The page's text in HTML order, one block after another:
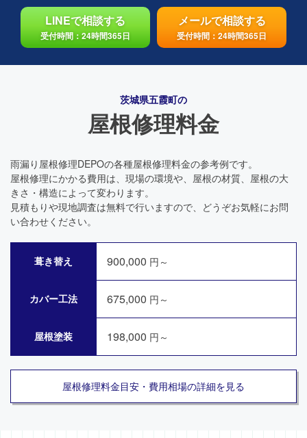
LINEで相談する
受付時間：24時間365日
メールで相談する
受付時間：24時間365日
茨城県五霞町の
屋根修理料金
雨漏り屋根修理DEPOの各種屋根修理料金の参考例です。
屋根修理にかかる費用は、現場の環境や、屋根の材質、屋根の大
きさ・構造によって変わります。
見積もりや現地調査は無料で行いますので、どうぞお気軽にお問
い合わせください。
葺き替え 900,000 円～
カバー工法 675,000 円～
屋根塗装 198,000 円～
屋根修理料金目安・費用相場の詳細を見る